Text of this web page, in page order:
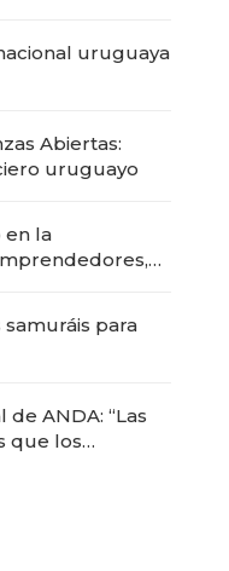
uruguaya
Abiertas:
uruguayo
en la
para
ANDA: “Las
que los